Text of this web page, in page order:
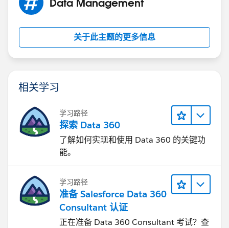
关于此主题的更多信息
相关学习
学习路径
探索 Data 360
了解如何实现和使用 Data 360 的关键功
能。
学习路径
准备 Salesforce Data 360
Consultant 认证
正在准备 Data 360 Consultant 考试？查